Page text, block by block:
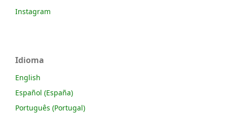
Instagram
Idioma
English
Español (España)
Português (Portugal)